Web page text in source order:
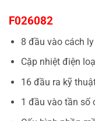
F026082
8 đầu vào cách
Cặp nhiệt điện
16 đầu ra kỹ
1 đầu vào tần số